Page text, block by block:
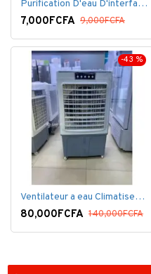
Purification D'eau D'interface De Filtre De Robinet
7,000FCFA 9,000FCFA
-43 %
Ventilateur a eau Climatiseur Mobile Grand Model.
80,000FCFA 140,000FCFA